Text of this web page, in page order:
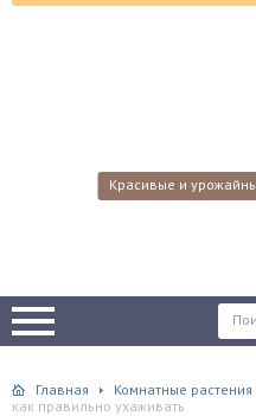
Красивые и
Главная Комнатные растения
как правильно ухаживать